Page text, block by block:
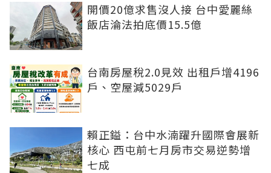
開價20億求售沒人接 台中愛麗絲
飯店淪法拍底價15.5億
台南房屋稅2.0見效 出租戶增4196
戶、空屋減5029戶
賴正鎰：台中水湳躍升國際會展新
核心 西屯前七月房市交易逆勢增
七成